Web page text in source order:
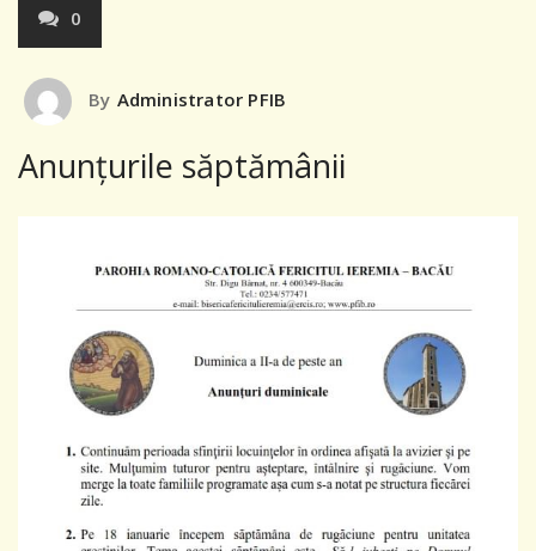
0
By Administrator PFIB
Anunțurile săptămânii